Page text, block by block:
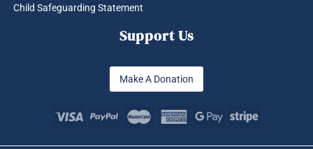
Child Safeguarding Statement
Support Us
Make A Donation